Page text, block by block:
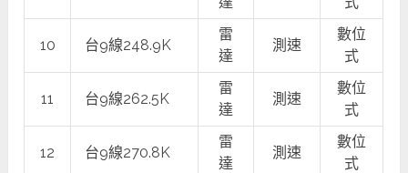
10 台9線248.9K
雷
達
測速
數位
式
11 台9線262.5K
雷
達
測速
數位
式
12 台9線270.8K
雷
達
測速
數位
式